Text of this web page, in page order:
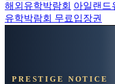
해외유학박람회 아일랜드
유학박람회 무료입장권
PRESTIGE NOTICE